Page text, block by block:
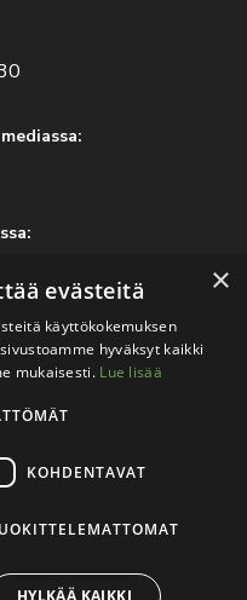
×
evästeitä
käyttökokemuksen
hyväksyt kaikki
mukaisesti. Lue lisää
KOHDENTAVAT
HYLKÄÄ KAIKKI